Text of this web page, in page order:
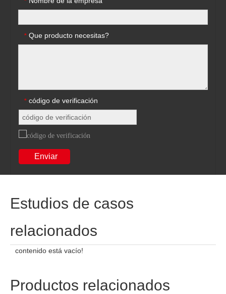
* Que producto necesitas?
* código de verificación
Enviar
Estudios de casos
relacionados
contenido está vacío!
Productos relacionados